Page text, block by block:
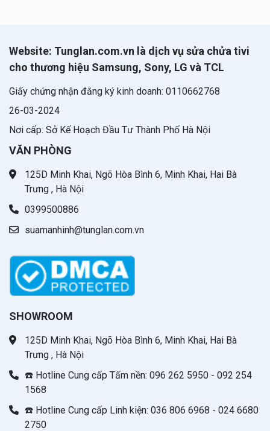
Website: Tunglan.com.vn là dịch vụ sửa chửa tivi
cho thương hiệu Samsung, Sony, LG và TCL
Giấy chứng nhận đăng ký kinh doanh: 0110662768
26-03-2024
Nơi cấp: Sở Kế Hoạch Đầu Tư Thành Phố Hà Nội
VĂN PHÒNG
125D Minh Khai, Ngõ Hòa Bình 6, Minh Khai, Hai Bà
Trưng , Hà Nội
0399500886
suamanhinh@tunglan.com.vn
SHOWROOM
125D Minh Khai, Ngõ Hòa Bình 6, Minh Khai, Hai Bà
Trưng , Hà Nội
☎️ Hotline Cung cấp Tấm nền: 096 262 5950 - 092 254
1568
☎️ Hotline Cung cấp Linh kiện: 036 806 6968 - 024 6680
2750